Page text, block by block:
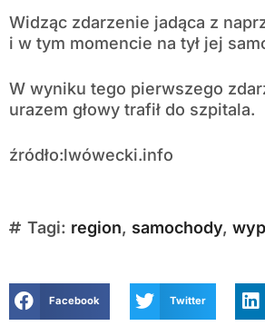
Widząc zdarzenie jadąca z
i w tym momencie na tył jej
W wyniku tego pierwszego
urazem głowy trafił do szpitala.
źródło:lwówecki.info
Tagi: region, samochody,
Facebook Twitter